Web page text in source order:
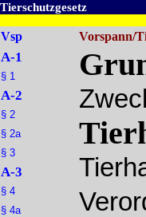
Tierschutzgesetz
Vsp Vorspann/
A-1
§ 1
A-2
§ 2
§ 2a
§ 3
A-3
§ 4
§ 4a